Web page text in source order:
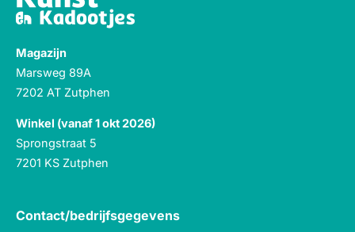
Magazijn
Marsweg 89A
7202 AT Zutphen
Winkel (vanaf 1 okt 2026)
Sprongstraat 5
7201 KS Zutphen
Contact/bedrijfsgegevens